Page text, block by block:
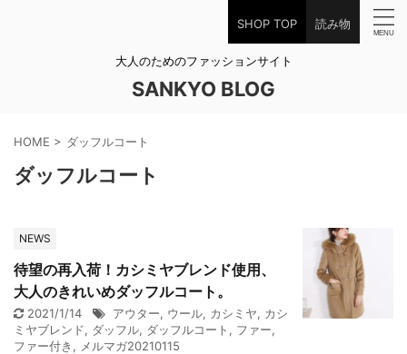
SHOP TOP 読み物
大人のためのファッションサイト
SANKYO BLOG
HOME > ダッフルコート
ダッフルコート
NEWS
待望の再入荷！カシミヤブレンド使用、
大人のきれいめダッフルコート。
2021/1/14 アウター, ウール, カシミヤ, カシ
ミヤブレンド, ダッフル, ダッフルコート , ファー,
ファー付き , メルマガ20210115